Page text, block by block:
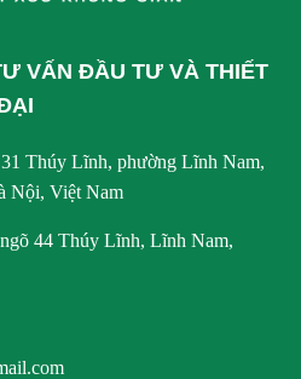
VẤN ĐẦU TƯ VÀ THIẾT
Thúy Lĩnh, phường Lĩnh Nam,
Nội, Việt Nam
44 Thúy Lĩnh, Lĩnh Nam,